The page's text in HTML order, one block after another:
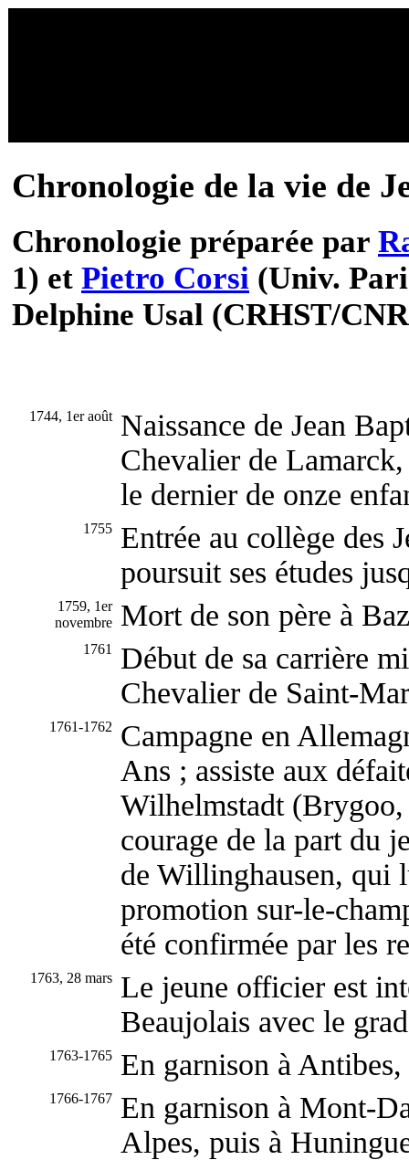
Chronologie de la vie de
Chronologie préparée par
1) et Pietro Corsi (Univ.
Delphine Usal (CRHST/
1744, 1er août Naissance de Jean
Chevalier de
le dernier de onze
1755 Entrée au collège des
poursuit ses études
1759, 1er
novembre Mort de son père à
1761
Début de sa carrière
Chevalier de Saint-
1761-1762
Campagne en
Ans ; assiste aux
Wilhelmstadt (Brygoo,
courage de la part du
de Willinghausen, qui
promotion sur-le-
été confirmée par les
1763, 28 mars Le jeune officier est
Beaujolais avec le
1763-1765 En garnison à
1766-1767 En garnison à Mont-
Alpes, puis à